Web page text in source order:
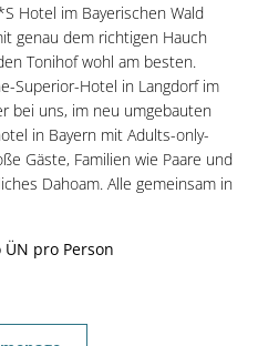
Hotel im Bayerischen Wald
genau dem richtigen Hauch
Tonihof wohl am besten.
Superior-Hotel in Langdorf im
bei uns, im neu umgebauten
in Bayern mit Adults-only-
Gäste, Familien wie Paare und
Dahoam. Alle gemeinsam in
pro Person